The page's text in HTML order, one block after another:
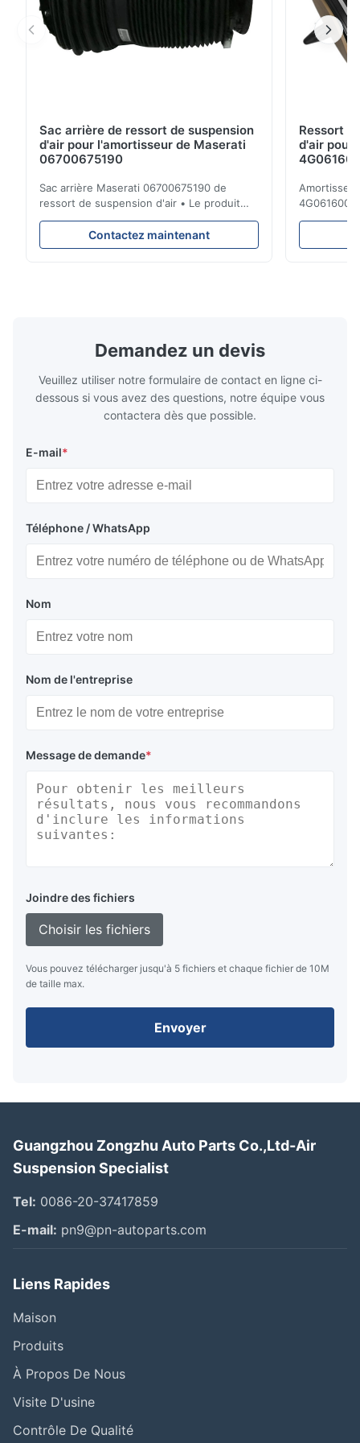
Sac arrière de ressort de suspension
d'air pour l'amortisseur de Maserati
06700675190
Sac arrière Maserati 06700675190 de
ressort de suspension d'air • Le produit
est 100% compatible avec la cloison
originale. Produit : Ressort pneumatique et
airbag No. d'OEM : 06700675190 No. de
Contactez maintenant
Ressort
d'air pour
d'Audi A6
réparation
Demandez un devis
Veuillez utiliser notre formulaire de contact en ligne ci-
dessous si vous avez des questions, notre équipe vous
contactera dès que possible.
E-mail*
Téléphone / WhatsApp
Nom
Nom de l'entreprise
Message de demande*
Joindre des fichiers
Choisir les fichiers
Vous pouvez télécharger jusqu'à 5 fichiers et chaque fichier de 10M
de taille max.
Envoyer
Guangzhou Zongzhu Auto Parts Co.,Ltd-Air
Suspension Specialist
Tel: 0086-20-37417859
E-mail: pn9@pn-autoparts.com
Liens Rapides
Maison
Produits
À Propos De Nous
Visite D'usine
Contrôle De Qualité